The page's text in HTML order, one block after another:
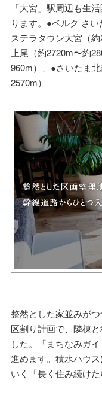
「大宮」駅周辺も生
ります。●ベルク さ
ステラタウン大宮（
上尾（約2720m〜約
960m）、●さいたま
2570m）
整然とした家並みが
区割り計画で、隣棟
した。「まちなみガ
進めます。積水ハウ
いく「長く住み続けた